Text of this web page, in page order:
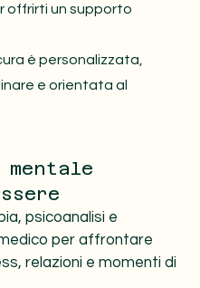
offrirti un supporto
è personalizzata,
e orientata al
mentale
psicoanalisi e
per affrontare
relazioni e momenti di